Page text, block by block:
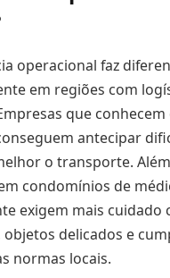
operacional faz
em regiões com
que
antecipar
o transporte.
condomínios de
exigem mais cuidado
objetos delicados e
normas locais.